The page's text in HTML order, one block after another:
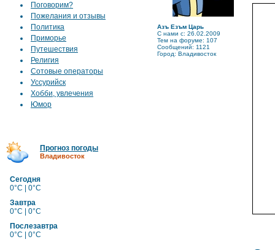
Поговорим?
Пожелания и отзывы
Политика
Приморье
Путешествия
Религия
Сотовые операторы
Уссурийск
Хобби, увлечения
Юмор
Прогноз погоды
Владивосток
Сегодня
0°C | 0°C
Завтра
0°C | 0°C
Послезавтра
0°C | 0°C
Азъ Езъм Царь
C нами с: 26.02.2009
Тем на форуме: 107
Сообщений: 1121
Город: Владивосток